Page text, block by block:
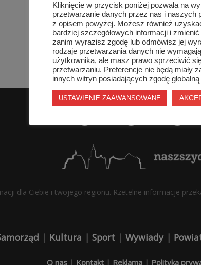
dla Ciebie i twojego regionu. Rzetelne informacje
| Kultura | Sport | Wywiady|
O nas | Kontakt | Reklama | Polityka
Kliknięcie w przycisk poniżej pozwala na
przetwarzanie danych przez nas i naszych
z opisem powyżej. Możesz również
bardziej szczegółowych informacji i
zanim wyrazisz zgodę lub odmówisz jej
rodzaje przetwarzania danych nie
użytkownika, ale masz prawo sprzeciwić
przetwarzaniu. Preferencje nie będą miały
innych witryn posiadających zgodę
USTAWIENIE ZAAWANSOWANE